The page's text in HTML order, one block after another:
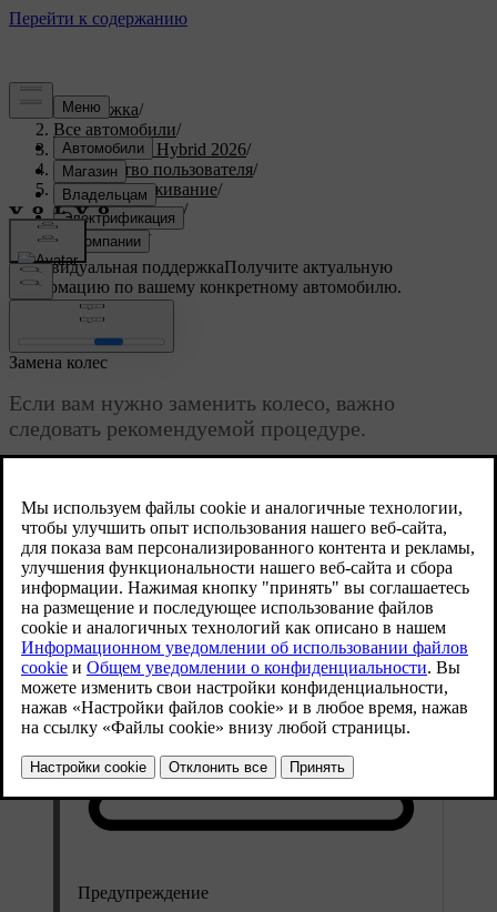
Поддержка/
Все автомобили/
XC90 Plug-in Hybrid 2026/
Руководство пользователя/
Уход и обслуживание/
Колеса и шины/
Замена колес
Индивидуальная поддержкаПолучите актуальную
информацию по вашему конкретному автомобилю.
Замена колес
Если вам нужно заменить колесо, важно
следовать рекомендуемой процедуре.
Предупреждение